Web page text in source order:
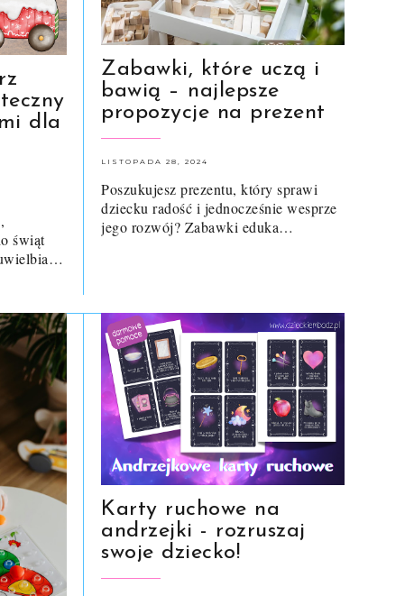
dla
świąt
Zabawki, które uczą i
bawią – najlepsze
propozycje na prezent
LISTOPADA 28, 2024
Poszukujesz prezentu, który sprawi
dziecku radość i jednocześnie wesprze
jego rozwój? Zabawki eduka…
Karty ruchowe na
andrzejki - rozruszaj
swoje dziecko!